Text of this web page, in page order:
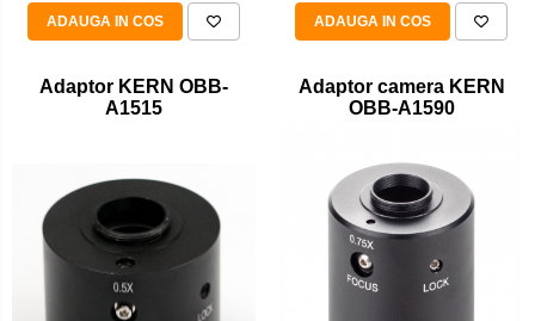
Set pentru compresiune
Suporti
Varf de impact
Adaptoare
Adaptor camera microscop
Altele
Cap microscop
ADAUGA IN COS ADAUGA IN COS
Adaptor KERN OBB-
A1515
Adaptor camera KERN
OBB-A1590